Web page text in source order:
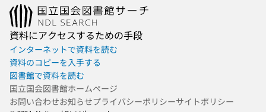
資料にアクセスするための手段
インターネットで資料を読む
資料のコピーを入手する
図書館で資料を読む
国立国会図書館ホームページ
お問い合わせお知らせプライバシーポリシーサイトポリシー